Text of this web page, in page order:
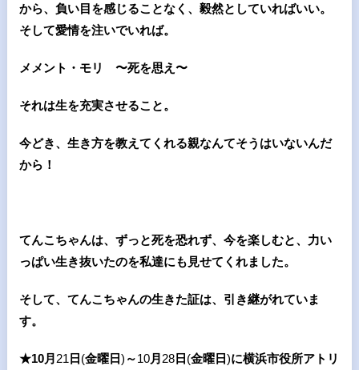
から、負い目を感じることなく、毅然としていればいい。
そして愛情を注いでいれば。
メメント・モリ 〜死を思え〜
それは生を充実させること。
今どき、生き方を教えてくれる親なんてそうはいないんだ
から！
てんこちゃんは、ずっと死を恐れず、今を楽しむと、力い
っぱい生き抜いたのを私達にも見せてくれました。
そして、てんこちゃんの生きた証は、引き継がれていま
す。
★10月 21 日 (金曜日) ～10月 28日 (金曜日)に横浜市役所アトリ